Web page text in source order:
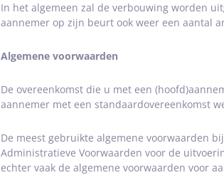
In het algemeen zal de verbouwing worden
aannemer op zijn beurt ook weer een aantal
Algemene voorwaarden
De overeenkomst die u met een
aannemer met een standaardovereenkomst
De meest gebruikte algemene voorwaarden
Administratieve Voorwaarden voor de
echter vaak de algemene voorwaarden voor